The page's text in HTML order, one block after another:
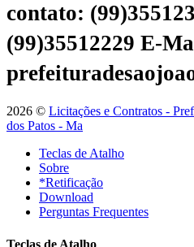
contato:
(99)35512229 E-
2026 © Licitações e Contratos -
dos Patos - Ma
Teclas de Atalho
Sobre
*Retificação
Download
Perguntas Frequentes
Teclas de Atalho